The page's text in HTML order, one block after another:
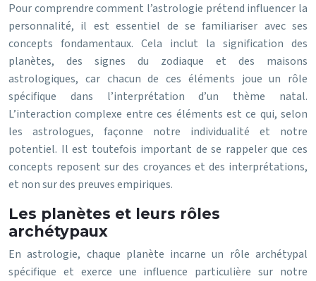
Pour comprendre comment l’astrologie prétend influencer la
personnalité, il est essentiel de se familiariser avec ses
concepts fondamentaux. Cela inclut la signification des
planètes, des signes du zodiaque et des maisons
astrologiques, car chacun de ces éléments joue un rôle
spécifique dans l’interprétation d’un thème natal.
L’interaction complexe entre ces éléments est ce qui, selon
les astrologues, façonne notre individualité et notre
potentiel. Il est toutefois important de se rappeler que ces
concepts reposent sur des croyances et des interprétations,
et non sur des preuves empiriques.
Les planètes et leurs rôles
archétypaux
En astrologie, chaque planète incarne un rôle archétypal
spécifique et exerce une influence particulière sur notre